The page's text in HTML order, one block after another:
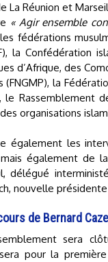
La Réunion et
« Agir ensemble
fédérations
la Confédération
d’Afrique, des
(FNGMP), la
le Rassemblement
organisations
également les
mais également de la
délégué
nouvelle
de Bernard
sera
pour la